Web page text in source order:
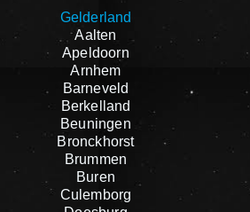
Gelderland
Aalten
Apeldoorn
Arnhem
Barneveld
Berkelland
Beuningen
Bronckhorst
Brummen
Buren
Culemborg